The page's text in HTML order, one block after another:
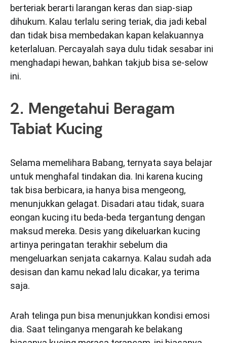
berteriak berarti larangan keras dan siap-siap
dihukum. Kalau terlalu sering teriak, dia jadi kebal
dan tidak bisa membedakan kapan kelakuannya
keterlaluan. Percayalah saya dulu tidak sesabar ini
menghadapi hewan, bahkan takjub bisa se-selow
ini.
2. Mengetahui Beragam
Tabiat Kucing
Selama memelihara Babang, ternyata saya belajar
untuk menghafal tindakan dia. Ini karena kucing
tak bisa berbicara, ia hanya bisa mengeong,
menunjukkan gelagat. Disadari atau tidak, suara
eongan kucing itu beda-beda tergantung dengan
maksud mereka. Desis yang dikeluarkan kucing
artinya peringatan terakhir sebelum dia
mengeluarkan senjata cakarnya. Kalau sudah ada
desisan dan kamu nekad lalu dicakar, ya terima
saja.
Arah telinga pun bisa menunjukkan kondisi emosi
dia. Saat telinganya mengarah ke belakang